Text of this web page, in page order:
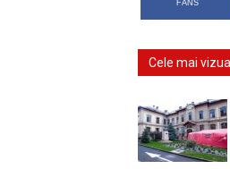
FANS
Cele mai